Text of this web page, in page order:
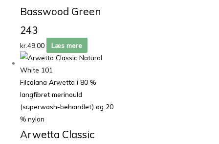
Basswood Green
243
kr.49,00 Læs mere
Filcolana Arwetta i 80 %
langfibret merinould
(superwash-behandlet) og 20
% nylon
Arwetta Classic